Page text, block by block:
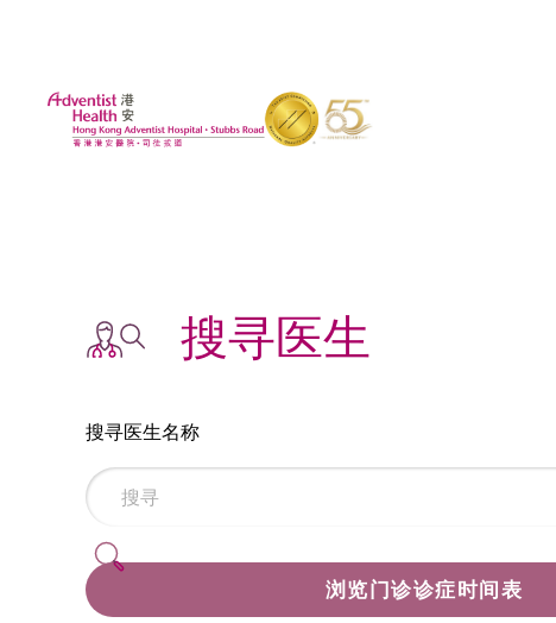
搜寻医生
搜寻医生名称
浏览门诊诊症时间表